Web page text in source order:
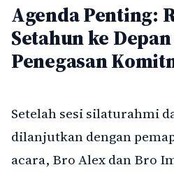
Agenda Penting:
Setahun ke
Penegasan
Setelah sesi silaturahmi
dilanjutkan dengan
acara, Bro Alex dan Bro